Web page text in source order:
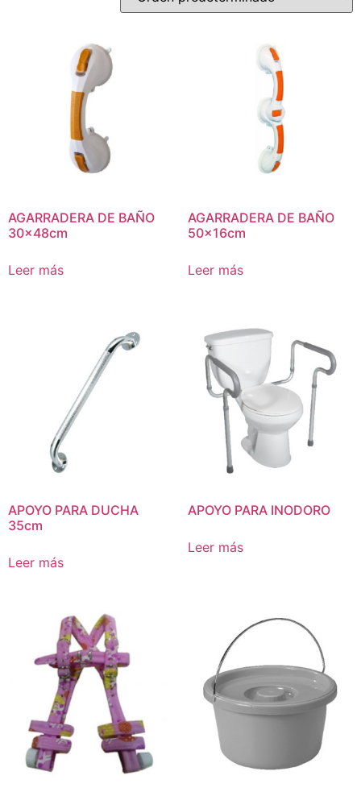
AGARRADERA DE BAÑO
30x48cm
Leer más
AGARRADERA DE BAÑO
50x16cm
Leer más
APOYO PARA DUCHA
35cm
Leer más
APOYO PARA INODORO
Leer más